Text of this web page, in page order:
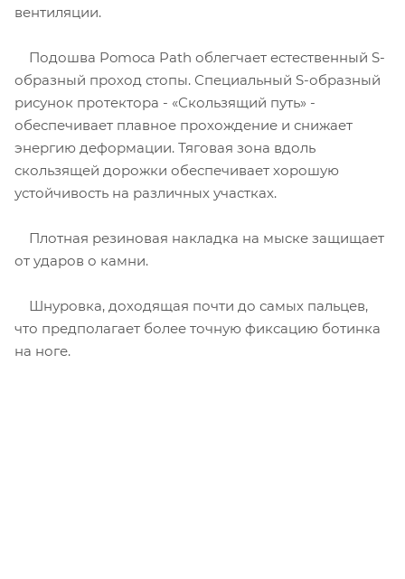
вентиляции.
Подошва Pomoca Path облегчает естественный S-
образный проход стопы. Специальный S-образный
рисунок протектора - «Скользящий путь» -
обеспечивает плавное прохождение и снижает
энергию деформации. Тяговая зона вдоль
скользящей дорожки обеспечивает хорошую
устойчивость на различных участках.
Плотная резиновая накладка на мыске защищает
от ударов о камни.
Шнуровка, доходящая почти до самых пальцев,
что предполагает более точную фиксацию ботинка
на ноге.